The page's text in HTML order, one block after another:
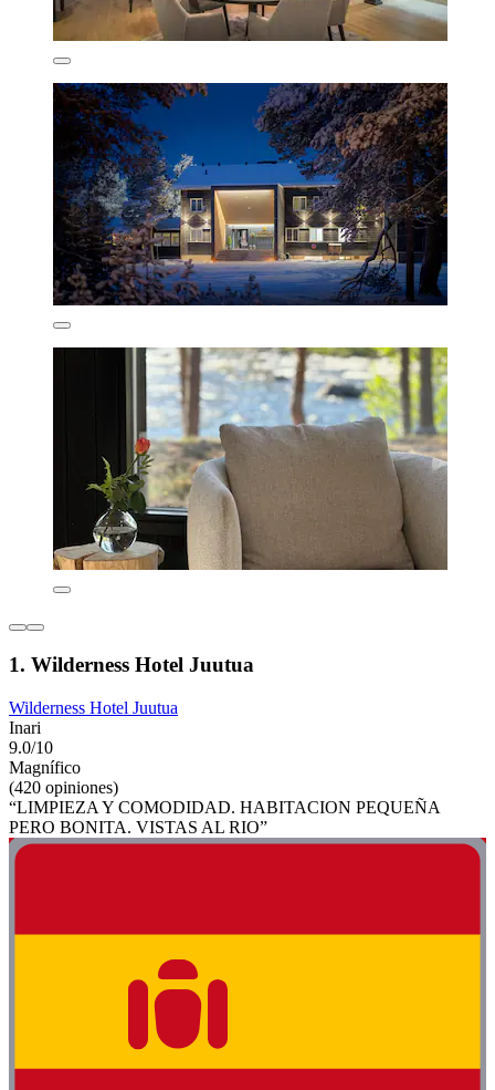
1. Wilderness Hotel Juutua
Wilderness Hotel Juutua
Inari
9.0/10
Magnífico
(420 opiniones)
“LIMPIEZA Y COMODIDAD. HABITACION PEQUEÑA
PERO BONITA. VISTAS AL RIO”